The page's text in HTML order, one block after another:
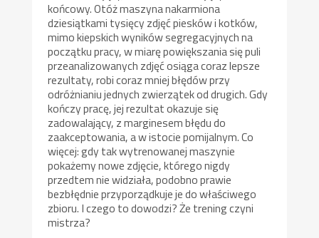
końcowy. Otóż maszyna nakarmiona
dziesiątkami tysięcy zdjęć piesków i kotków,
mimo kiepskich wyników segregacyjnych na
początku pracy, w miarę powiększania się puli
przeanalizowanych zdjęć osiąga coraz lepsze
rezultaty, robi coraz mniej błędów przy
odróżnianiu jednych zwierzątek od drugich. Gdy
kończy pracę, jej rezultat okazuje się
zadowalający, z marginesem błędu do
zaakceptowania, a w istocie pomijalnym. Co
więcej: gdy tak wytrenowanej maszynie
pokażemy nowe zdjęcie, którego nigdy
przedtem nie widziała, podobno prawie
bezbłędnie przyporządkuje je do właściwego
zbioru. I czego to dowodzi? Że trening czyni
mistrza?